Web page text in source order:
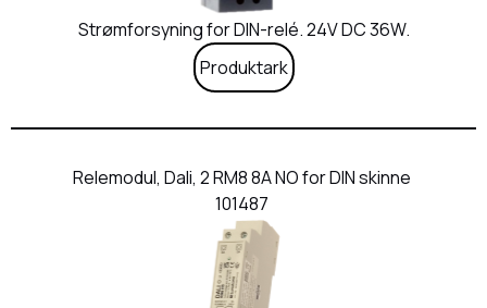
Strømforsyning for DIN-relé. 24V DC 36W.
Produktark
Relemodul, Dali, 2 RM8 8A NO for DIN skinne
101487